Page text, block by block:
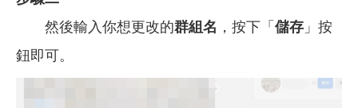
然後輸入你想更改的群組名 ，按下「 儲存 」按
鈕即可。